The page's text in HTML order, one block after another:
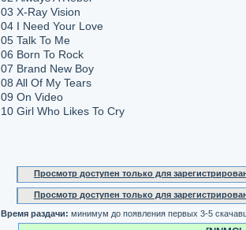
03 X-Ray Vision
04 I Need Your Love
05 Talk To Me
06 Born To Rock
07 Brand New Boy
08 All Of My Tears
09 On Video
10 Girl Who Likes To Cry
Просмотр доступен только для
Просмотр доступен только для
Время раздачи: минимум до появления первых 3-5